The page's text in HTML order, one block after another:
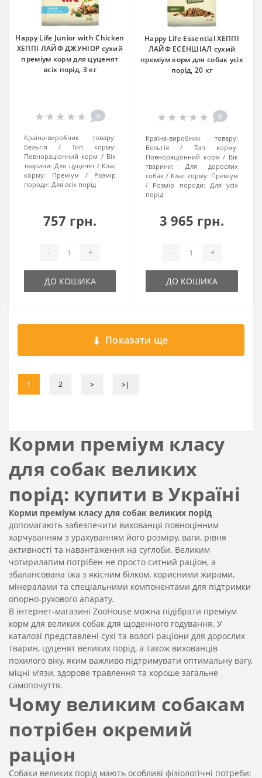
Happy Life Junior with Chicken
ХЕППІ ЛАЙФ ДЖУНІОР сухий
преміум корм для цуценят
всіх порід, 3 кг
0
Країна-виробник товару:
Бельгія
Тип корму:
Повнораціонний корм
Вік
тварини: Для цуценят
Клас
корму:
Преміум
Розмір
породи: Для всіх порід
757 грн.
- +
ДО КОШИКА
Happy Life Essential ХЕППІ
ЛАЙФ ЕСЕНШІАЛ сухий
преміум корм для собак усіх
порід, 20 кг
0
Країна-виробник товару:
Бельгія
Тип корму:
Повнораціонний корм
Вік
тварини:
Для дорослих
собак
Клас корму: Преміум
Розмір породи:
Для усіх
порід
3 965 грн.
- +
ДО КОШИКА
Показати ще
1 2 > >|
Корми преміум класу
для собак великих
порід: купити в Україні
Корми преміум класу для собак великих порід
допомагають забезпечити вихованця повноцінним
харчуванням з урахуванням його розміру, ваги, рівня
активності та навантаження на суглоби. Великим
чотирилапим потрібен не просто ситний раціон, а
збалансована їжа з якісним білком, корисними жирами,
мінералами та спеціальними компонентами для підтримки
опорно-рухового апарату.
В інтернет-магазині ZooHouse можна підібрати преміум
корм для великих собак для щоденного годування. У
каталозі представлені сухі та вологі раціони для дорослих
тварин, цуценят великих порід, а також вихованців
похилого віку, яким важливо підтримувати оптимальну вагу,
міцні м’язи, здорове травлення та хороше загальне
самопочуття.
Чому великим собакам
потрібен окремий
раціон
Собаки великих порід мають особливі фізіологічні потреби: